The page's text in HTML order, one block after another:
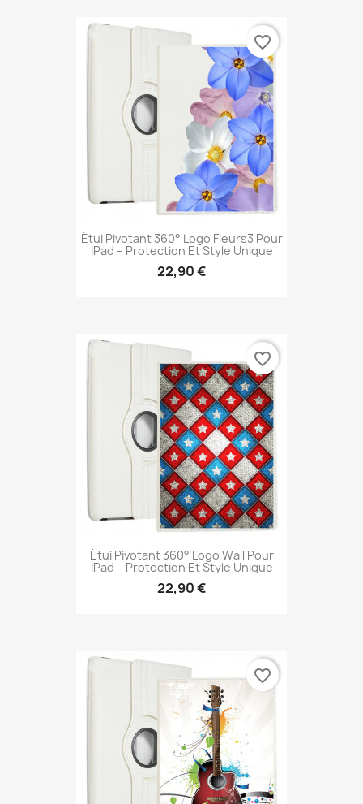
Étui Pivotant 360° Logo Fleurs3 Pour
IPad – Protection Et Style Unique
22,90 €
favorite_border
Étui Pivotant 360° Logo Wall Pour
IPad – Protection Et Style Unique
22,90 €
favorite_border
favorite_border